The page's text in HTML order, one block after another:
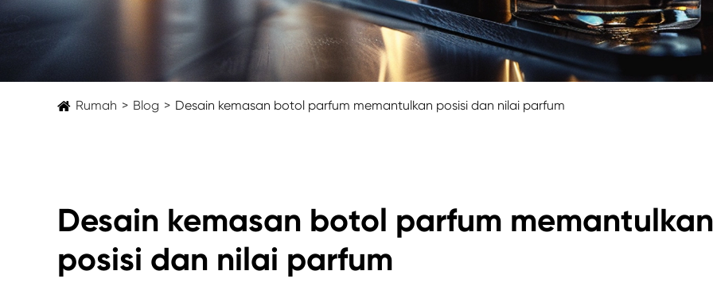
Rumah Blog Desain kemasan botol parfum memantulkan posisi dan nilai parfum
Desain kemasan botol parfum memantulkan
posisi dan nilai parfum